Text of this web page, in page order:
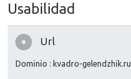
Usabilidad
Url
Dominio : kvadro-gelendzhik.ru